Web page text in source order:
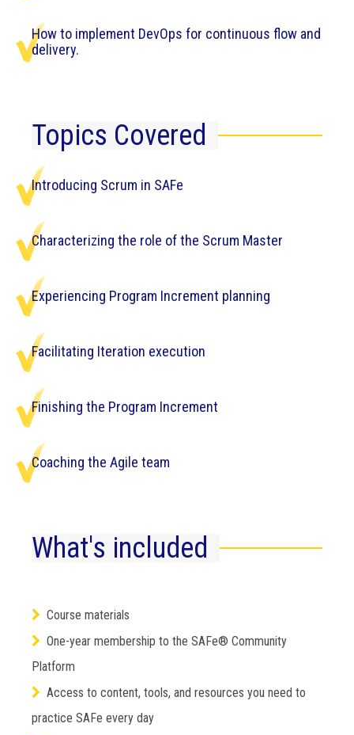
How to implement DevOps for continuous flow and
delivery.
Topics Covered
Introducing Scrum in SAFe
Characterizing the role of the Scrum Master
Experiencing Program Increment planning
Facilitating Iteration execution
Finishing the Program Increment
Coaching the Agile team
What's included
Course materials
One-year membership to the SAFe® Community
Platform
Access to content, tools, and resources you need to
practice SAFe every day